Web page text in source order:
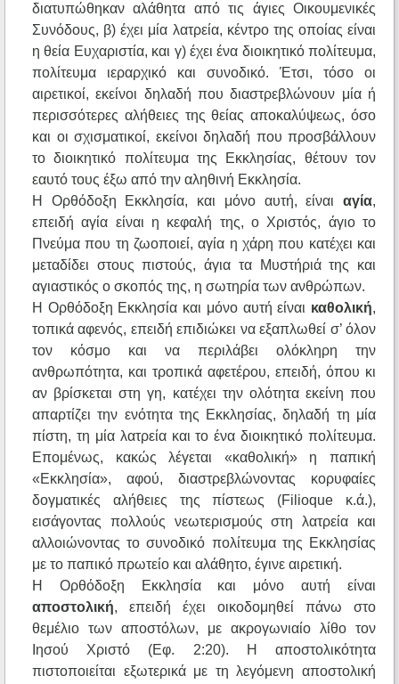
διατυπώθηκαν αλάθητα από τις άγιες Οικουμενικές
Συνόδους, β) έχει μία λατρεία, κέντρο της οποίας είναι
η θεία Ευχαριστία, και γ) έχει ένα διοικητικό πολίτευμα,
πολίτευμα ιεραρχικό και συνοδικό. Έτσι, τόσο οι
αιρετικοί, εκείνοι δηλαδή που διαστρεβλώνουν μία ή
περισσότερες αλήθειες της θείας αποκαλύψεως, όσο
και οι σχισματικοί, εκείνοι δηλαδή που προσβάλλουν
το διοικητικό πολίτευμα της Εκκλησίας, θέτουν τον
εαυτό τους έξω από την αληθινή Εκκλησία.
Η Ορθόδοξη Εκκλησία, και μόνο αυτή, είναι αγία,
επειδή αγία είναι η κεφαλή της, ο Χριστός, άγιο το
Πνεύμα που τη ζωοποιεί, αγία η χάρη που κατέχει και
μεταδίδει στους πιστούς, άγια τα Μυστήριά της και
αγιαστικός ο σκοπός της, η σωτηρία των ανθρώπων.
Η Ορθόδοξη Εκκλησία και μόνο αυτή είναι καθολική,
τοπικά αφενός, επειδή επιδιώκει να εξαπλωθεί σ’ όλον
τον κόσμο και να περιλάβει ολόκληρη την
ανθρωπότητα, και τροπικά αφετέρου, επειδή, όπου κι
αν βρίσκεται στη γη, κατέχει την ολότητα εκείνη που
απαρτίζει την ενότητα της Εκκλησίας, δηλαδή τη μία
πίστη, τη μία λατρεία και το ένα διοικητικό πολίτευμα.
Επομένως, κακώς λέγεται «καθολική» η παπική
«Εκκλησία», αφού, διαστρεβλώνοντας κορυφαίες
δογματικές αλήθειες της πίστεως (Filioque κ.ά.),
εισάγοντας πολλούς νεωτερισμούς στη λατρεία και
αλλοιώνοντας το συνοδικό πολίτευμα της Εκκλησίας
με το παπικό πρωτείο και αλάθητο, έγινε αιρετική.
Η Ορθόδοξη Εκκλησία και μόνο αυτή είναι
αποστολική, επειδή έχει οικοδομηθεί πάνω στο
θεμέλιο των αποστόλων, με ακρογωνιαίο λίθο τον
Ιησού Χριστό (Εφ. 2:20). Η αποστολικότητα
πιστοποιείται εξωτερικά με τη λεγόμενη αποστολική